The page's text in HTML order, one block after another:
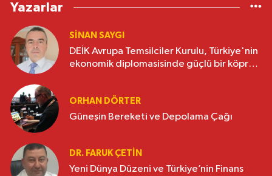
Yazarlar
SINAN SAYGI
DEİK Avrupa Temsilciler Kurulu, Türkiye'nin
ekonomik diplomasisinde güçlü bir köprü
ORHAN DÖRTER
Güneşin Bereketi ve Depolama Çağı
DR. FARUK ÇETİN
Yeni Dünya Düzeni ve Türkiye’nin Finans